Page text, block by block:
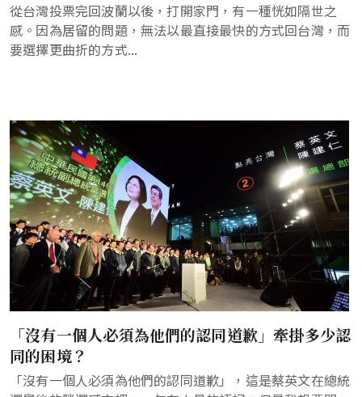
從台灣投票完回波蘭以後，打開家門，有一種恍如隔世之
感。因為居留的問題，無法以最直接最快的方式回台灣，而
要選擇更曲折的方式...
「沒有一個人必須為他們的認同道歉」牽掛多少認
同的困境？
「沒有一個人必須為他們的認同道歉」，這是蔡英文在總統